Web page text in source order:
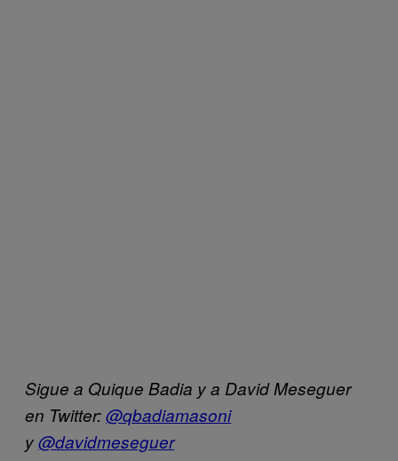
Sigue a Quique Badia y a David Meseguer
en Twitter:@qbadiamasoni
y@davidmeseguer